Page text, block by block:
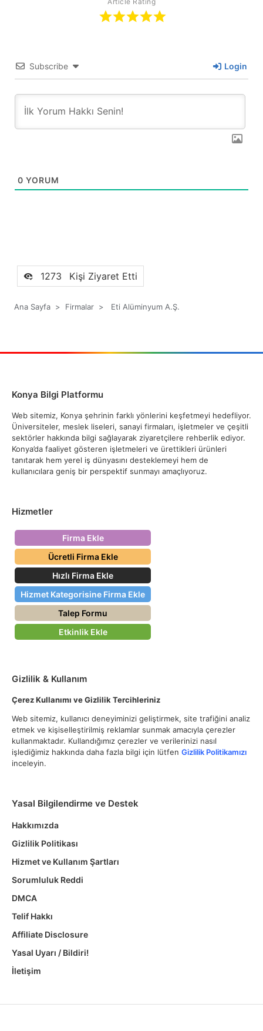
Subscribe Login
0 YORUM
1273 Kişi Ziyaret Etti
Ana Sayfa > Firmalar > Eti Alüminyum A.Ş.
Konya Bilgi Platformu
Web sitemiz, Konya şehrinin farklı yönlerini keşfetmeyi hedefliyor.
Üniversiteler, meslek liseleri, sanayi firmaları, işletmeler ve çeşitli
sektörler hakkında bilgi sağlayarak ziyaretçilere rehberlik ediyor.
Konya’da faaliyet gösteren işletmeleri ve ürettikleri ürünleri
tanıtarak hem yerel iş dünyasını desteklemeyi hem de
kullanıcılara geniş bir perspektif sunmayı amaçlıyoruz.
Hizmetler
Firma Ekle
Ücretli Firma Ekle
Hızlı Firma Ekle
Hizmet Kategorisine Firma Ekle
Talep Formu
Etkinlik Ekle
Gizlilik & Kullanım
Çerez Kullanımı ve Gizlilik Tercihleriniz
Web sitemiz, kullanıcı deneyiminizi geliştirmek, site trafiğini analiz
etmek ve kişiselleştirilmiş reklamlar sunmak amacıyla çerezler
kullanmaktadır. Kullandığımız çerezler ve verilerinizi nasıl
işlediğimiz hakkında daha fazla bilgi için lütfen Gizlilik Politikamızı
inceleyin.
Yasal Bilgilendirme ve Destek
Hakkımızda
Gizlilik Politikası
Hizmet ve Kullanım Şartları
Sorumluluk Reddi
DMCA
Telif Hakkı
Affiliate Disclosure
Yasal Uyarı / Bildiri!
İletişim